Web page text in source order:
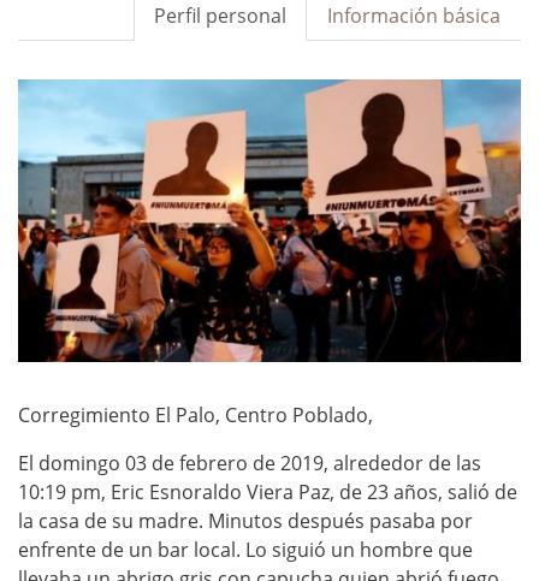
Información básica
Perfil personal
Corregimiento El Palo, Centro Poblado,
El domingo 03 de febrero de 2019, alrededor de las
10:19 pm, Eric Esnoraldo Viera Paz, de 23 años, salió de
la casa de su madre. Minutos después pasaba por
enfrente de un bar local. Lo siguió un hombre que